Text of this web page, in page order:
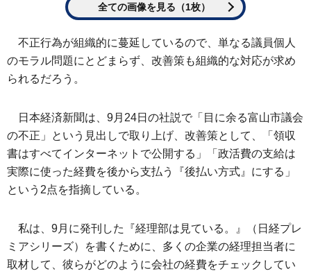
全ての画像を見る（1枚）
不正行為が組織的に蔓延しているので、単なる議員個人
のモラル問題にとどまらず、改善策も組織的な対応が求め
られるだろう。
日本経済新聞は、9月24日の社説で「目に余る富山市議会
の不正」という見出しで取り上げ、改善策として、「領収
書はすべてインターネットで公開する」「政活費の支給は
実際に使った経費を後から支払う『後払い方式』にする」
という2点を指摘している。
私は、9月に発刊した『経理部は見ている。』（日経プレ
ミアシリーズ）を書くために、多くの企業の経理担当者に
取材して、彼らがどのように会社の経費をチェックしてい